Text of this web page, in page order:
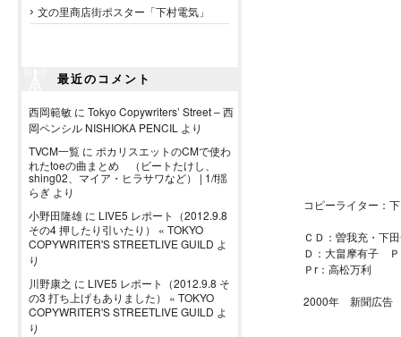
文の里商店街ポスター「下村電気」
最近のコメント
西岡範敏 に Tokyo Copywriters’ Street – 西
岡ペンシル NISHIOKA PENCIL より
TVCM一覧 に ポカリスエットのCMで使わ
れたtoeの曲まとめ （ビートたけし、
shing02、マイア・ヒラサワなど） | 1/f揺
らぎ より
小野田隆雄 に LIVE5 レポート（2012.9.8
その4 押したり引いたり） « TOKYO
COPYWRITER'S STREETLIVE GUILD よ
り
川野康之 に LIVE5 レポート（2012.9.8 そ
の3 打ち上げもありました） « TOKYO
COPYWRITER'S STREETLIVE GUILD よ
り
コピーライター：
ＣＤ：曽我充・下
Ｄ：大畠摩有子
Ｐr：高松万利
2000年 新聞広告